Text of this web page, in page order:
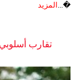
�... المزيد
تقارب